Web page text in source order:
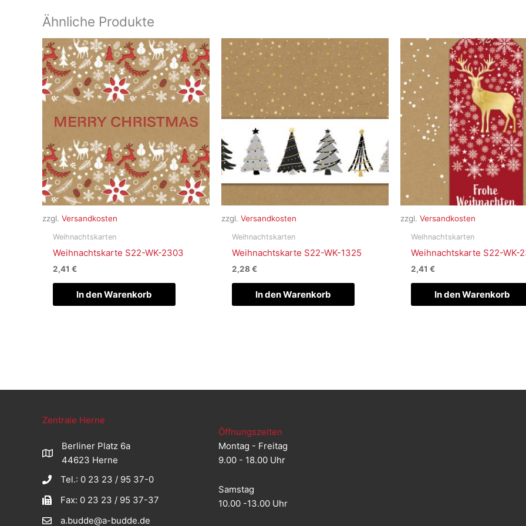
Ähnliche Produkte
zzgl. Versandkosten
Weihnachtskarten
Weihnachtskarte S22-WK-2303
2,41 €
In den Warenkorb
zzgl. Versandkosten
Weihnachtskarten
Weihnachtskarte S22-WK-1325
2,28€
In den Warenkorb
zzgl. Versandkosten
Weihnachtskarten
Weihnachtskarte S22-WK-
2,41 €
In den Warenkorb
Zentrale Herne
Berliner Platz 6a
44623 Herne
Tel.: 0 23 23 / 95 37-0
Fax: 0 23 23 / 95 37-37
a.budde@a-budde.de
Öffnungszeiten
Montag - Freitag
9.00 - 18.00 Uhr
Samstag
10.00 -13.00 Uhr